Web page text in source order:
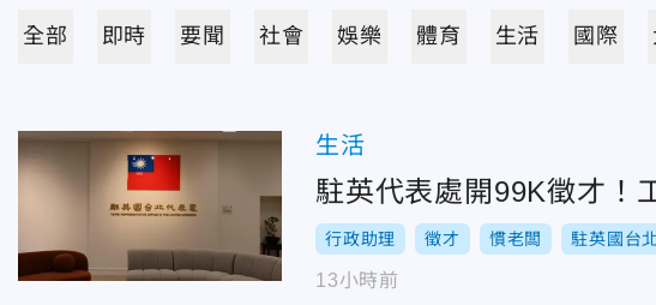
全部 即時 要聞 社會 娛樂 體育 生活 國際
生活
駐英代表處開99K徵才
行政助理 徵才 慣老闆 駐英國台
13小時前